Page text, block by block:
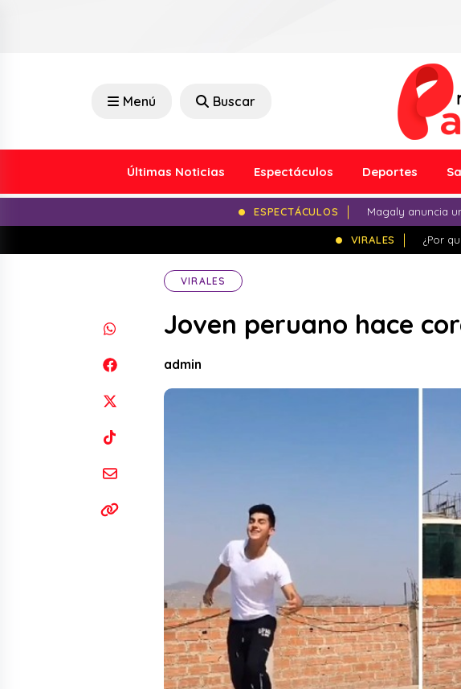
Menú Buscar
Últimas Noticias Espectáculos Deportes
ESPECTÁCULOS Magaly anuncia
VIRALES ¿Por
VIRALES
Joven peruano hace
admin